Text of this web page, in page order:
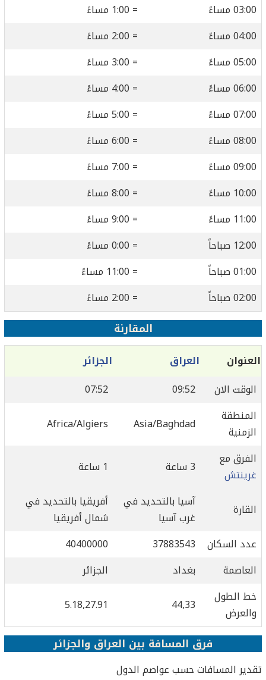
03:00 مساءً
= 1:00 مساءً
04:00 مساءً
= 2:00 مساءً
05:00 مساءً
= 3:00 مساءً
06:00 مساءً
= 4:00 مساءً
07:00 مساءً
= 5:00 مساءً
08:00 مساءً
= 6:00 مساءً
09:00 مساءً
= 7:00 مساءً
10:00 مساءً
= 8:00 مساءً
11:00 مساءً
= 9:00 مساءً
12:00 صباحاً
= 0:00 مساءً
01:00 صباحاً
= 11:00 مساءً
02:00 صباحاً
= 2:00 مساءً
المقارنة
العنوان العراق
الجزائر
الوقت الان
09:52
07:52
المنطقة
الزمنية
Asia/Baghdad
Africa/Algiers
الفرق مع
غرينتش
3 ساعة 1 ساعة
القارة
آسيا بالتحديد في
غرب آسيا
أفريقيا بالتحديد في
شمال أفريقيا
عدد السكان
37883543
40400000
العاصمة
بغداد
الجزائر
خط الطول
والعرض
44,33
5.18,27.91
فرق المسافة بين العراق والجزائر
تقدير المسافات حسب عواصم الدول